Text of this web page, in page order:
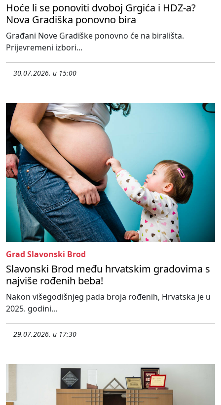
Hoće li se ponoviti dvoboj Grgića i HDZ-a?
Nova Gradiška ponovno bira
Građani Nove Gradiške ponovno će na birališta.
Prijevremeni izbori...
30.07.2026. u 15:00
Grad Slavonski Brod
Slavonski Brod među hrvatskim gradovima s
najviše rođenih beba!
Nakon višegodišnjeg pada broja rođenih, Hrvatska je u
2025. godini...
29.07.2026. u 17:30